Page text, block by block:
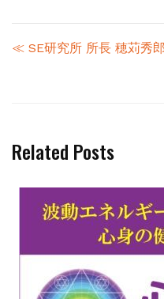
≪ SE研究所 所長 穂苅秀
Related Posts